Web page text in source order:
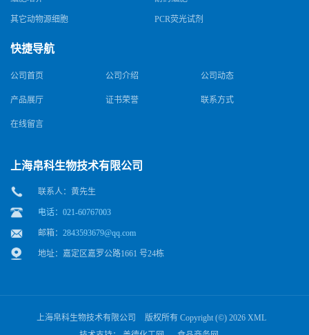
其它动物源细胞 PCR荧光试剂
快捷导航
公司首页 公司介绍 公司动态
产品展厅 证书荣誉 联系方式
在线留言
上海帛科生物技术有限公司
联系人：黄先生
电话：021-60767003
邮箱： 2843593679@qq.com
地址：嘉定区嘉罗公路1661 号24栋
上海帛科生物技术有限公司 版权所有 Copyright (©) 2026 XML